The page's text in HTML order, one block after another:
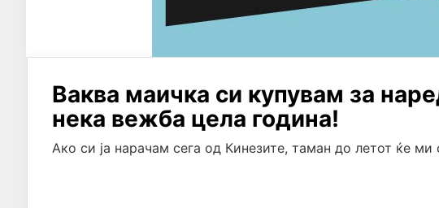
Ваква маичка си купувам за
нека вежба цела година!
Ако си ја нарачам сега од Кинезите, таман до летот ќе ми